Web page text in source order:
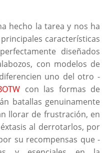
hecho la tarea y nos ha
características
diseñados
con modelos de
uno del otro -
con las formas de
batallas genuinamente
llorar de frustración, en
al derrotarlos, por
su recompensas que -